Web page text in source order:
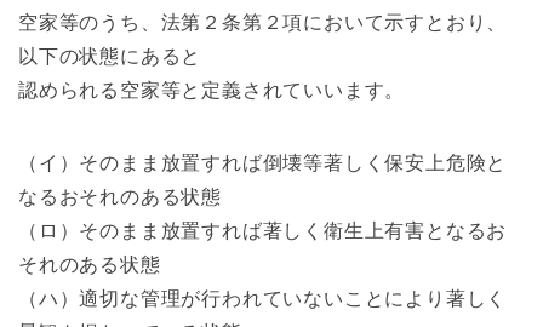
空家等のうち、法第２条第２項において示すとおり、
以下の状態にあると
認められる空家等と定義されていいます。
（イ）そのまま放置すれば倒壊等著しく保安上危険と
なるおそれのある状態
（ロ）そのまま放置すれば著しく衛生上有害となるお
それのある状態
（ハ）適切な管理が行われていないことにより著しく